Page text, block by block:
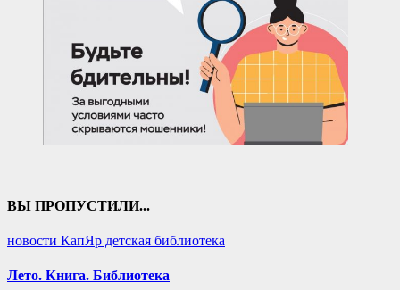
ВЫ ПРОПУСТИЛИ...
новости КапЯр детская библиотека
Лето. Книга. Библиотека